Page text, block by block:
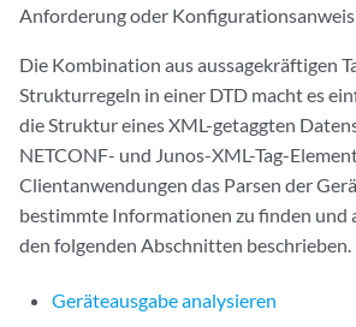
Anforderung oder
Die Kombination aus aussagekräftigen
Strukturregeln in einer DTD macht es
die Struktur eines XML-getaggten
NETCONF- und Junos-XML-Tag-
Clientanwendungen das Parsen der
bestimmte Informationen zu finden und
den folgenden Abschnitten beschrieben.
Geräteausgabe analysieren